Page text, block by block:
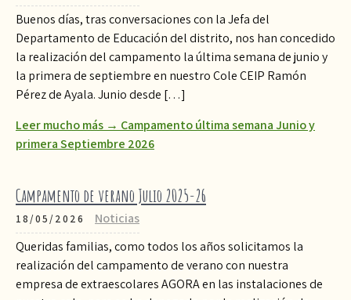
Buenos días, tras conversaciones con la Jefa del
Departamento de Educación del distrito, nos han concedido
la realización del campamento la última semana de junio y
la primera de septiembre en nuestro Cole CEIP Ramón
Pérez de Ayala. Junio desde […]
Leer mucho más → Campamento última semana Junio y
primera Septiembre 2026
Campamento de verano Julio 2025-26
18/05/2026
Noticias
Queridas familias, como todos los años solicitamos la
realización del campamento de verano con nuestra
empresa de extraescolares AGORA en las instalaciones de